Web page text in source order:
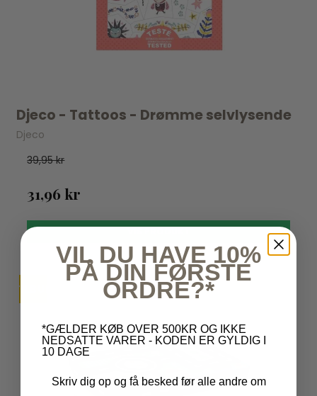
Djeco - Tattoos - Drømme selvlysende
Djeco
39,95 kr
31,96 kr
TILBUD
VIL DU HAVE 10%
PÅ DIN FØRSTE
ORDRE?*
*GÆLDER KØB OVER 500KR OG IKKE
NEDSATTE VARER - KODEN ER GYLDIG I
10 DAGE
Skriv dig op og få besked før alle andre om